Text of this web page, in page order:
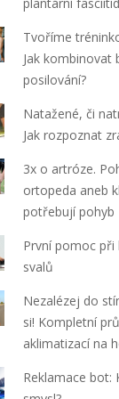
plantární
Tvoříme
Jak kombinovat
posilování?
Natažené, či
Jak rozpoznat
3x o artróze.
ortopeda aneb
potřebují pohyb
První pomoc při
svalů
Nezalézej do
si! Kompletní
aklimatizací na
Reklamace bot: